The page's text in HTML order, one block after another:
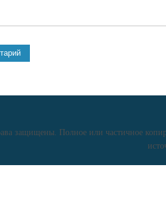
защищены. Полное или частичное